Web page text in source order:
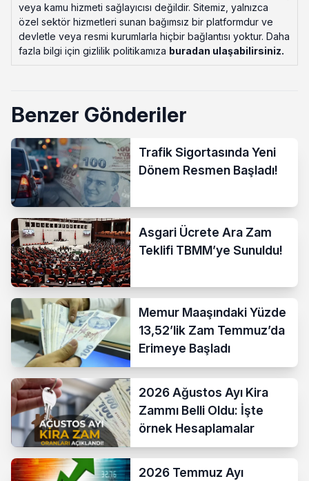
veya kamu hizmeti sağlayıcısı değildir. Sitemiz, yalnızca
özel sektör hizmetleri sunan bağımsız bir platformdur ve
devletle veya resmi kurumlarla hiçbir bağlantısı yoktur. Daha
fazla bilgi için gizlilik politikamıza buradan ulaşabilirsiniz.
Benzer Gönderiler
Trafik Sigortasında Yeni
Dönem Resmen Başladı!
Asgari Ücrete Ara Zam
Teklifi TBMM’ye Sunuldu!
Memur Maaşındaki Yüzde
13,52’lik Zam Temmuz’da
Erimeye Başladı
2026 Ağustos Ayı Kira
Zammı Belli Oldu: İşte
örnek Hesaplamalar
2026 Temmuz Ayı